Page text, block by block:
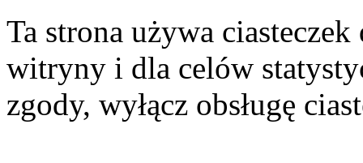
Ta strona używa
witryny i dla celów
zgody, wyłącz obsługę